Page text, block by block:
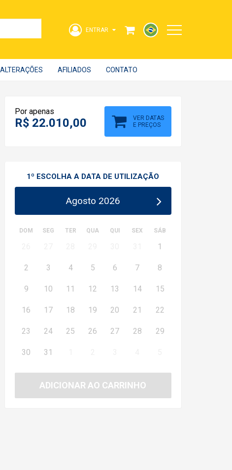
Acesse sua Conta
ENTRAR
AFILIADOS CONTATO
Por apenas
R$ 22.010,00
VER DATAS
E PREÇOS
1º ESCOLHA A DATA DE UTILIZAÇÃO
Agosto 2026
DOM SEG TER QUA QUI SEX SÁB
1
2 3 4 5 6 7 8
9 10 11 12 13 14 15
16 17 18 19 20 21 22
23 24 25 26 27 28 29
30 31
ADICIONAR AO CARRINHO